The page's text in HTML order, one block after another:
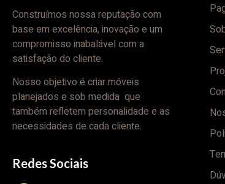
Construímos nossa reputação com
base em excelência, inovação e um
compromisso inabalável com a
satisfação do cliente.
Nosso objetivo é criar móveis
planejados e sob medida que
também refletem personalidade e as
necessidades de cada cliente.
Redes Sociais